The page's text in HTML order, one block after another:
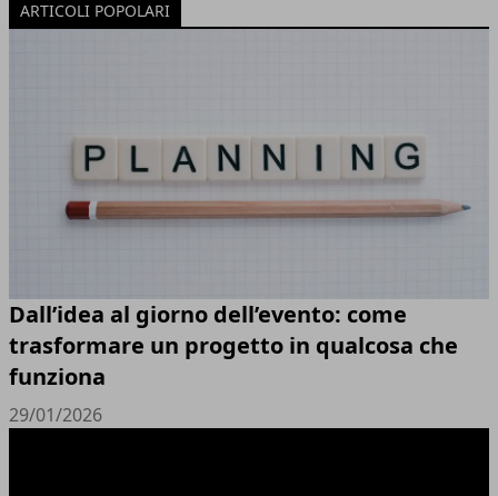
ARTICOLI POPOLARI
Dall’idea al giorno dell’evento: come
trasformare un progetto in qualcosa che
funziona
29/01/2026